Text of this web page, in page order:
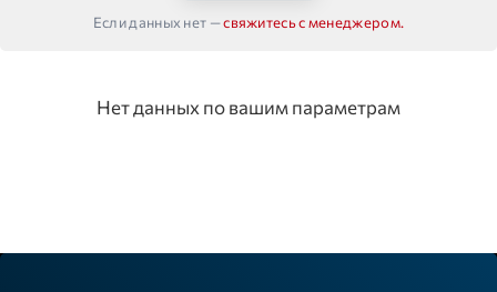
Если данных нет —свяжитесь с менеджером.
Нет данных по вашим параметрам